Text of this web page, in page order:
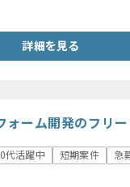
詳細を見る
ォーム開発のフリ
代活躍中 短期案件
急